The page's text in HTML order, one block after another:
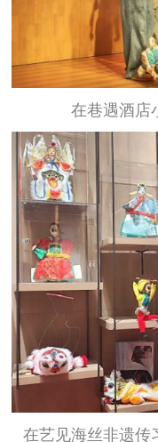
在巷遇酒店
在艺见海丝非遗传